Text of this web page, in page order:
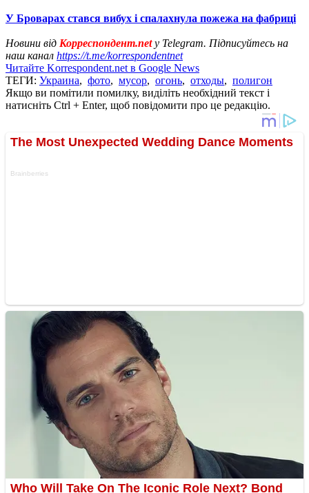
У Броварах стався вибух і спалахнула пожежа на фабриці
Новини від Корреспондент.netу Telegram. Підписуйтесь на
наш канал https://t.me/korrespondentnet
Читайте Korrespondent.net в Google News
ТЕГИ: Украина, фото, мусор, огонь, отходы, полигон
Якщо ви помітили помилку, виділіть необхідний текст і
натисніть Ctrl + Enter, щоб повідомити про це редакцію.